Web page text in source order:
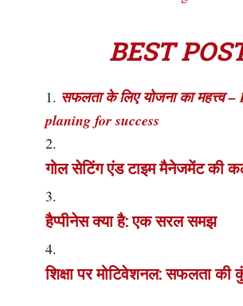
BEST
सफलता के लिए योजना का महत्त्व
planing for success
गोल सेटिंग एंड टाइम मैनेजमेंट की
हैप्पीनेस क्या है: एक सरल समझ
शिक्षा पर मोटिवेशनल: सफलता की